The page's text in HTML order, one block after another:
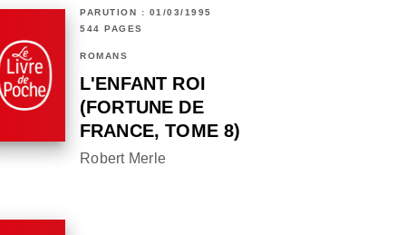
PARUTION : 01/03/1995
544 PAGES
ROMANS
L'ENFANT ROI
(FORTUNE DE
FRANCE, TOME 8)
Robert Merle